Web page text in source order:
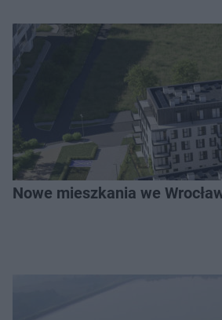
Nowe mieszkania we